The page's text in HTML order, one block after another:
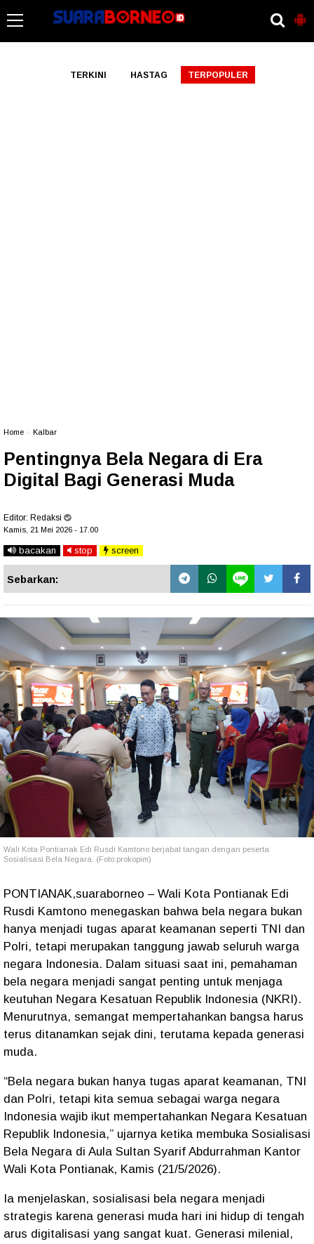
TERKINI HASTAG TERPOPULER
Home Kalbar
Pentingnya Bela Negara di Era
Digital Bagi Generasi Muda
Editor: Redaksi
Kamis, 21 Mei 2026 - 17.00
bacakan stop screen
Sebarkan:
Wali Kota Pontianak Edi Rusdi Kamtono berjabat tangan dengan peserta
Sosialisasi Bela Negara. (Foto:prokopim)
PONTIANAK,suaraborneo – Wali Kota Pontianak Edi
Rusdi Kamtono menegaskan bahwa bela negara bukan
hanya menjadi tugas aparat keamanan seperti TNI dan
Polri, tetapi merupakan tanggung jawab seluruh warga
negara Indonesia. Dalam situasi saat ini, pemahaman
bela negara menjadi sangat penting untuk menjaga
keutuhan Negara Kesatuan Republik Indonesia (NKRI).
Menurutnya, semangat mempertahankan bangsa harus
terus ditanamkan sejak dini, terutama kepada generasi
muda.
“Bela negara bukan hanya tugas aparat keamanan, TNI
dan Polri, tetapi kita semua sebagai warga negara
Indonesia wajib ikut mempertahankan Negara Kesatuan
Republik Indonesia,” ujarnya ketika membuka Sosialisasi
Bela Negara di Aula Sultan Syarif Abdurrahman Kantor
Wali Kota Pontianak, Kamis (21/5/2026).
Ia menjelaskan, sosialisasi bela negara menjadi
strategis karena generasi muda hari ini hidup di tengah
arus digitalisasi yang sangat kuat. Generasi milenial,